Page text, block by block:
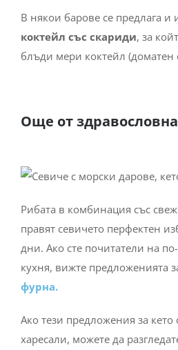
В някои барове се предлага и
коктейл със скариди, за
блъди мери коктейл (доматен
Още от
Рибата в комбинация със
правят севичето перфектен
дни. Ако сте почитатели на
кухня, вижте предложенията
фурна.
Ако тези предложения за кето
харесали, можете да